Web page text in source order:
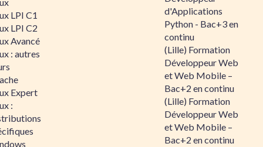
LPI C1
LPI C2
Avancé
: autres
Expert
:
d'Applications
Python - Bac+3 en
continu
(Lille) Formation
Développeur Web
et Web Mobile –
Bac+2 en continu
(Lille) Formation
Développeur Web
et Web Mobile –
Bac+2 en continu